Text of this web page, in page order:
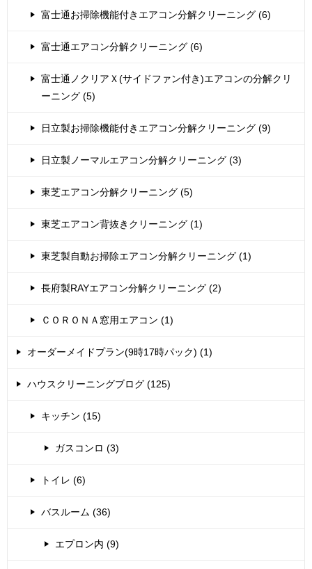
富士通お掃除機能付きエアコン分解クリーニング (6)
富士通エアコン分解クリーニング (6)
富士通ノクリアＸ(サイドファン付き)エアコンの分解クリ
ーニング (5)
日立製お掃除機能付きエアコン分解クリーニング (9)
日立製ノーマルエアコン分解クリーニング (3)
東芝エアコン分解クリーニング (5)
東芝エアコン背抜きクリーニング (1)
東芝製自動お掃除エアコン分解クリーニング (1)
長府製RAYエアコン分解クリーニング (2)
ＣＯＲＯＮＡ窓用エアコン (1)
オーダーメイドプラン(9時17時パック) (1)
ハウスクリーニングブログ (125)
キッチン (15)
ガスコンロ (3)
トイレ (6)
バスルーム (36)
エプロン内 (9)